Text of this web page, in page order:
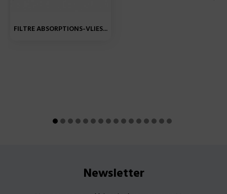
FILTRE ABSORPTIONS-VLIES...
Newsletter